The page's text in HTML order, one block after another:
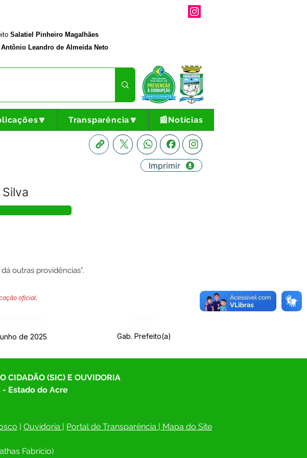
Salatiel Pinheiro Magalhães
Antônio Leandro de Almeida Neto
Transparência🔽 📰Notícias
Imprimir
outras providências”.
oficial.
de 2025 Gab. Prefeito(a)
CIDADÃO (SIC) E OUVIDORIA
Estado do Acre
| Ouvidoria | Portal de Transparência | Mapa do Site
Fabrício)